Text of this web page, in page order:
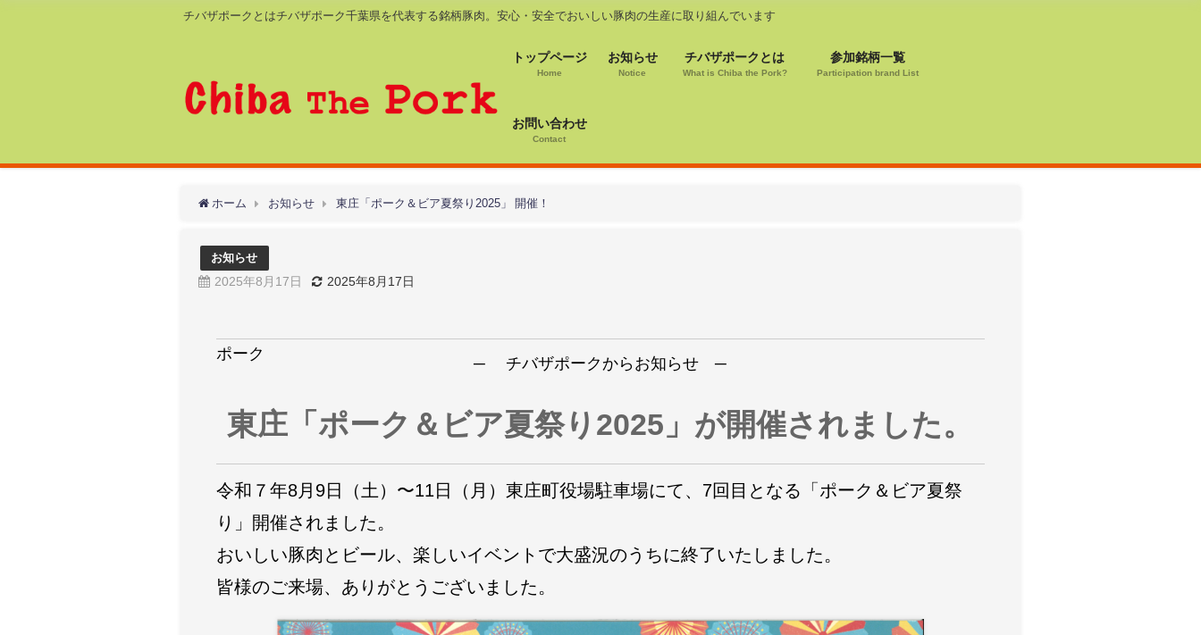
チバザポークとはチバザポーク千葉県を代表する銘柄豚肉。安心・安全でおいしい豚肉の生産に取り組んでいます
トップページ
Home
お知らせ
Notice
チバザポークとは
What is Chiba the Pork?
参加銘柄一覧
Participation brand List
お問い合わせ
Contact
ホーム お知らせ 東庄「ポーク＆ビア夏祭り2025」 開催！
お知らせ
2025年8月17日 2025年8月17日
ポーク
─ チバザポークからお知らせ ─
東庄「ポーク＆ビア夏祭り 2025 」が開催されました。
令和７年8月9日（土）〜11日（月）東庄町役場駐車場にて、7回目となる 「ポーク＆ビア夏祭
り」
開催されました。
おいしい豚肉とビール、楽しいイベントで大盛況のうちに終了いたしました 。
皆様のご来場、ありがとうございました。